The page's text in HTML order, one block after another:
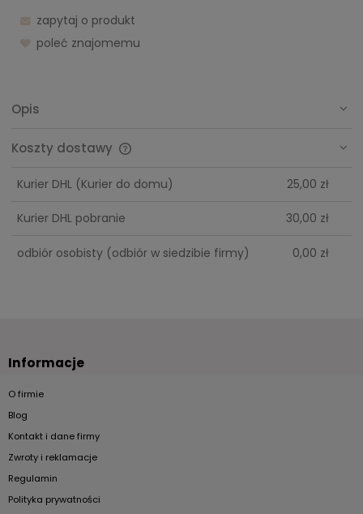
zapytaj o produkt
poleć znajomemu
Opis
Koszty dostawy
Kurier DHL (Kurier do domu) 25,00 zł
Kurier DHL pobranie 30,00 zł
odbiór osobisty (odbiór w siedzibie firmy) 0,00 zł
Informacje
O firmie
Blog
Kontakt i dane firmy
Zwroty i reklamacje
Regulamin
Polityka prywatności